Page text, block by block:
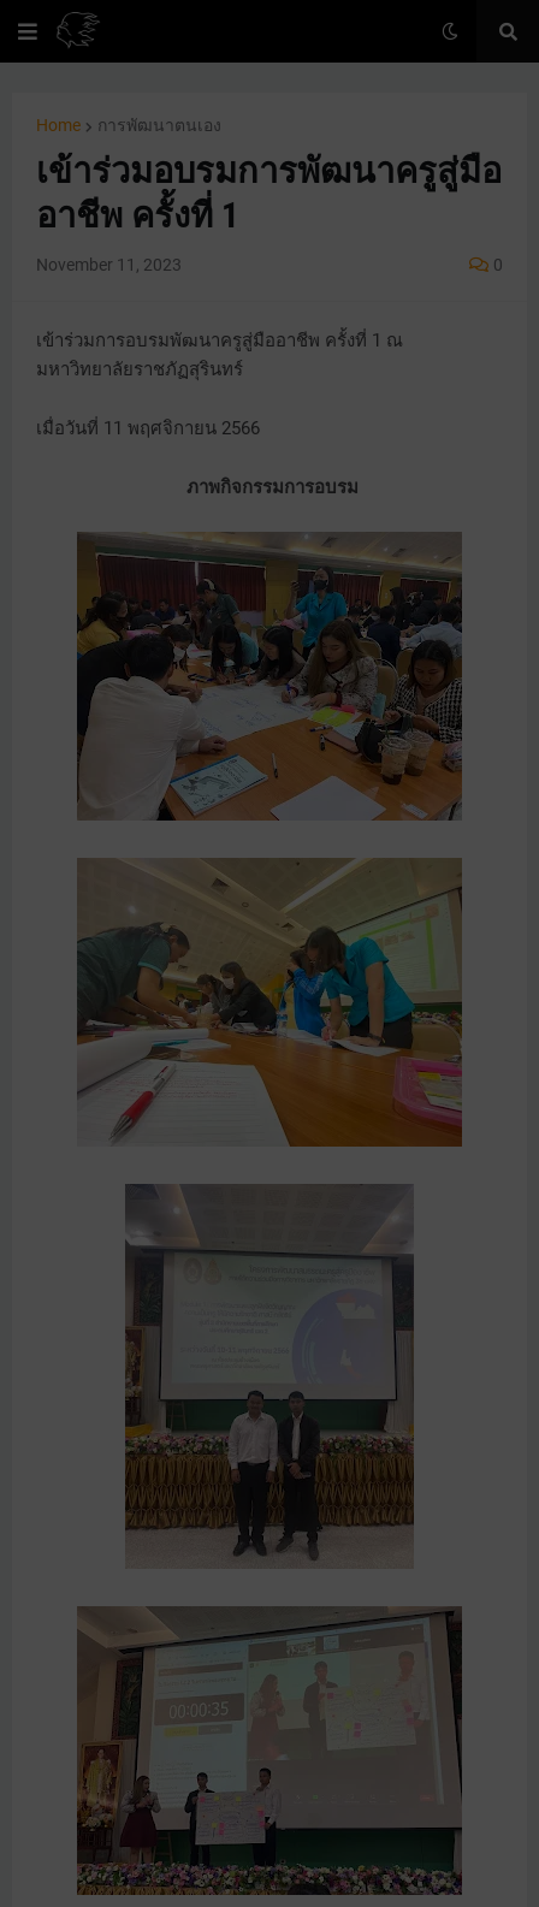
Home การพัฒนาตนเอง
เข้าร่วมอบรมการพัฒนาครูสู่มือ
อาชีพ ครั้งที่ 1
November 11, 2023 0
เข้าร่วมการอบรมพัฒนาครูสู่มืออาชีพ ครั้งที่ 1 ณ
มหาวิทยาลัยราชภัฏสุรินทร์
เมื่อวันที่ 11 พฤศจิกายน 2566
ภาพกิจกรรมการอบรม